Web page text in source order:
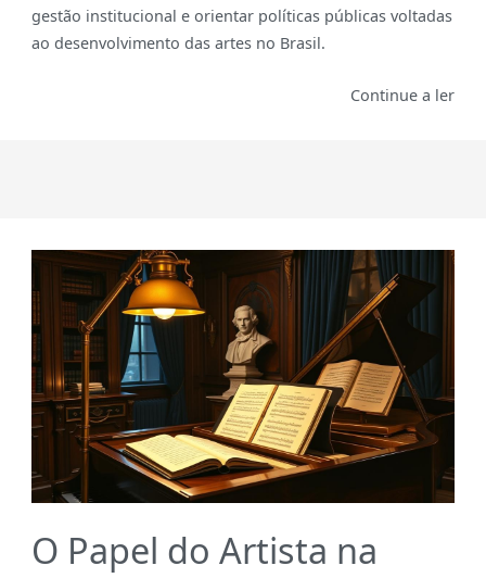
gestão institucional e orientar políticas públicas voltadas
ao desenvolvimento das artes no Brasil.
Continue a ler
O Papel do Artista na